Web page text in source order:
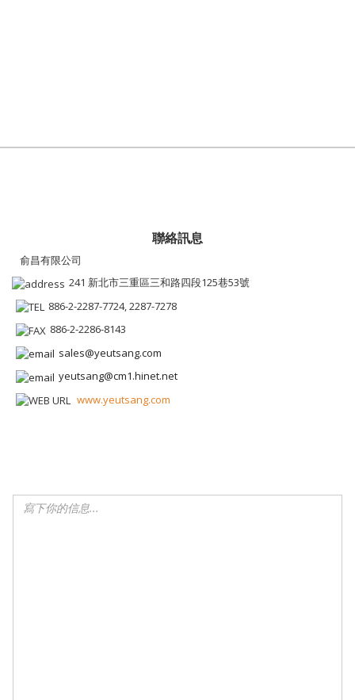
聯絡訊息
俞昌有限公司
241 新北市三重區三和路四段125巷53號
886-2-2287-7724, 2287-7278
886-2-2286-8143
sales@yeutsang.com
yeutsang@cm1.hinet.net
www.yeutsang.com